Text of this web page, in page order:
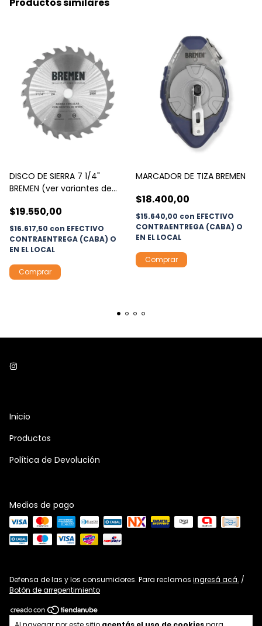
DISCO DE SIERRA 7 1/4"
BREMEN (ver variantes de
$19.550,00
$16.617,50 con EFECTIVO
CONTRAENTREGA (CABA) O
EN EL LOCAL
Comprar
MARCADOR DE TIZA BREMEN
$18.400,00
$15.640,00 con EFECTIVO
CONTRAENTREGA (CABA) O
EN EL LOCAL
Inicio
Productos
Política de Devolución
Medios de pago
Defensa de las y los consumidores. Para reclamos ingresá acá. /
Botón de arrepentimiento